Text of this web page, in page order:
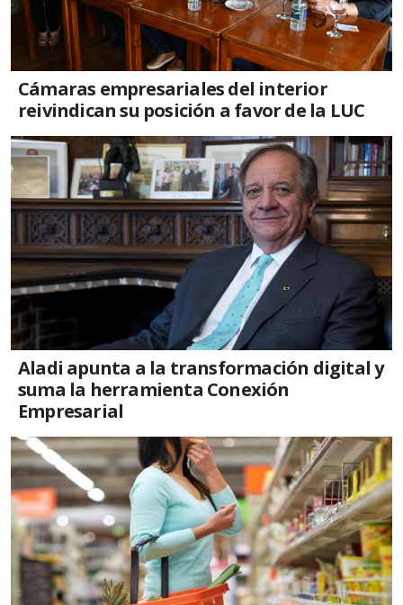
Cámaras empresariales del interior
reivindican su posición a favor de la LUC
Aladi apunta a la transformación digital y
suma la herramienta Conexión
Empresarial